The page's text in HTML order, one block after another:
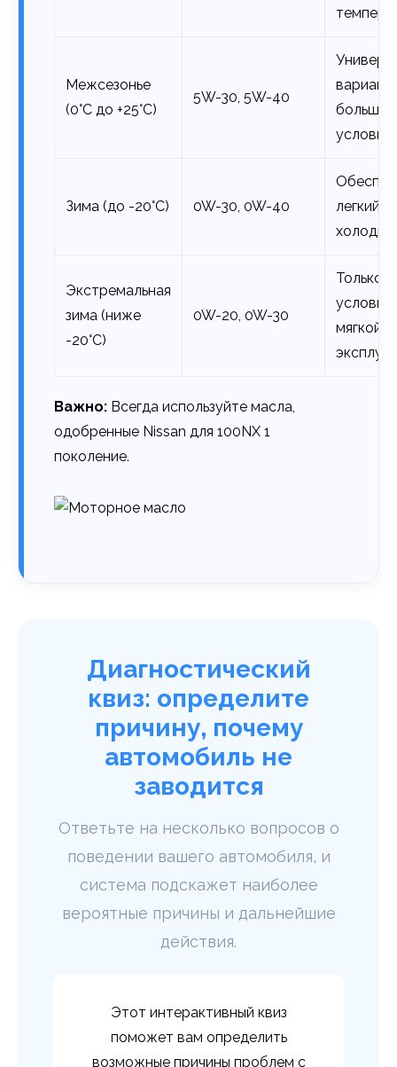
Межсезонье
(0°C до +25°C)
5W-30, 5W-40
вариант
условий
Зима (до -20°C) 0W-30, 0W-40
легкий
Экстремальная
зима (ниже
-20°C)
0W-20, 0W-30
Только
условии
мягкой
Важно: Всегда используйте масла,
одобренные Nissan для 100NX 1
поколение.
Диагностический
квиз: определите
причину, почему
автомобиль не
заводится
Ответьте на несколько вопросов о
поведении вашего автомобиля, и
система подскажет наиболее
вероятные причины и дальнейшие
действия.
Этот интерактивный квиз
поможет вам определить
возможные причины проблем с